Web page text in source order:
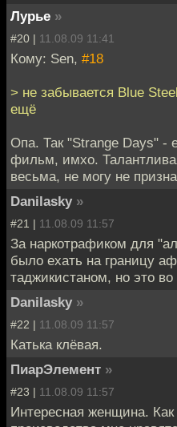
Лурье »
#20 | 11.08.09 11:41
Кому: Sen, #18
> не забывается Blue
ещё
Опа. Так "Strange Days" -
фильм, имхо.
весьма, не могу не
Danilasky »
#21 | 11.08.09 11:57
За наркотрафиком для
было ехать на границу
таджикистаном, но это
Danilasky »
#22 | 11.08.09 11:57
Катька клёвая.
ПиарЭлемент »
#23 | 11.08.09 11:57
Интересная женщина.